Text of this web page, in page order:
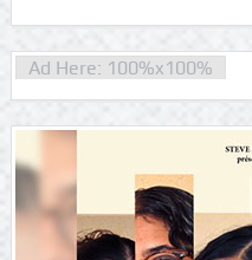
Ad Here: 100%x100%